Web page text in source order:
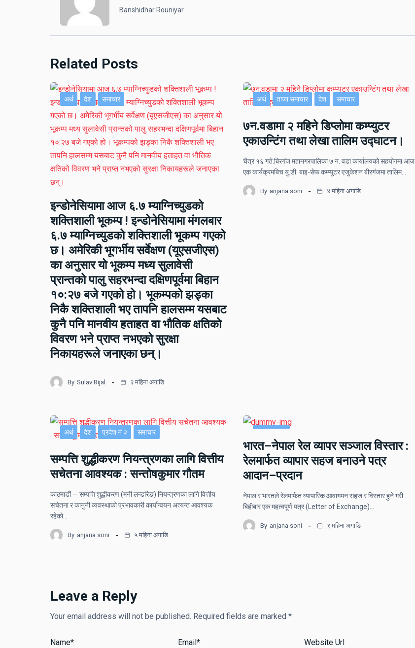
Banshidhar Rouniyar
Related Posts
अर्थ देश समाचार
इन्डोनेसियामा आज ६.७ म्याग्निच्युडको
शक्तिशाली भूकम्प ! इन्डोनेसियामा मंगलबार
६.७ म्याग्निच्युडको शक्तिशाली भूकम्प गएको
छ। अमेरिकी भूगर्भीय सर्वेक्षण (यूएसजीएस)
का अनुसार यो भूकम्प मध्य सुलावेसी
प्रान्तको पालु सहरभन्दा दक्षिणपूर्वमा बिहान
१०:२७ बजे गएको हो। भूकम्पको झड्का
निकै शक्तिशाली भए तापनि हालसम्म यसबाट
कुनै पनि मानवीय हताहत वा भौतिक क्षतिको
विवरण भने प्राप्त नभएको सुरक्षा
निकायहरूले जनाएका छन्।
By Sulav Rijal २ महिना अगाडि
अर्थ ताजा समाचार देश समाचार
७न.वडामा २ महिने डिप्लोमा कम्प्युटर
एकाउन्टिंग तथा लेखा तालिम उद्घाटन।
चैत्र १६ गते:बिरगंज महानगरपालिका ७ न. वडा कार्यालयको सहयोगमा आज
एक कार्यक्रमबिच यु.डी. बाइ-सेफ कम्प्युटर एजुकेशन बीरगंजमा तालिम…
By anjana soni ४ महिना अगाडि
अर्थ देश प्रदेश नं २ समाचार
सम्पत्ति शुद्धीकरण नियन्त्रणका लागि वित्तीय
सचेतना आवश्यक : सन्तोषकुमार गौतम
काठमाडौं — सम्पत्ति शुद्धीकरण (मनी लन्डरिङ) नियन्त्रणका लागि वित्तीय
सचेतना र कानुनी व्यवस्थाको प्रभावकारी कार्यान्वयन अत्यन्त आवश्यक
रहेको…
By anjana soni ५ महिना अगाडि
खबर
अर्थ देश
भारत–नेपाल रेल व्यापर सञ्जाल विस्तार :
रेलमार्फत व्यापार सहज बनाउने पत्र
आदान–प्रदान
नेपाल र भारतले रेलमार्फत व्यापारिक आवागमन सहज र विस्तार हुने गरी
बिहीबार एक महत्वपूर्ण पत्र (Letter of Exchange)…
By anjana soni ९ महिना अगाडि
Leave a Reply
Your email address will not be published. Required fields are marked *
Name* Email* Website Url